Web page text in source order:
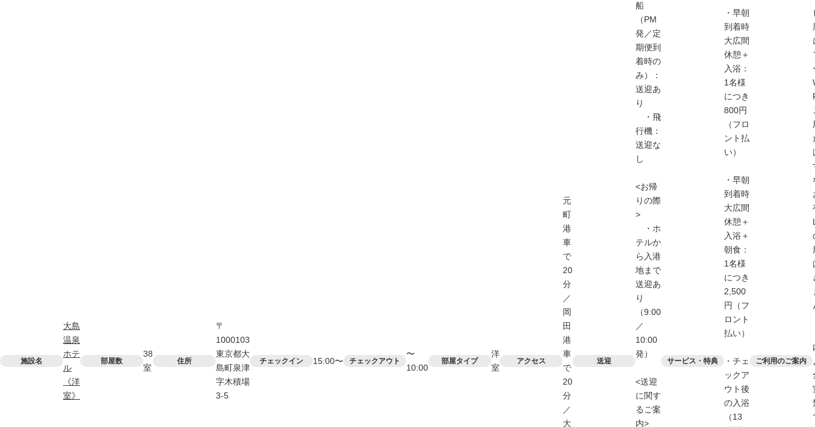
施設名
大島
温泉
ホテ
ル
《洋
室》
部屋数
38
室
住所
〒
1000103
東京都大
島町泉津
字木積場
3-5
チェックイン 15:00〜 チェックアウト
〜
10:00
部屋タイプ
洋
室
アクセス
元
町
港
車
で
20
分
／
岡
田
港
車
で
20
分
／
大
送迎
船
（PM
発／定
期便到
着時の
み）：
送迎あ
り
・飛
行機：
送迎な
し
<お帰
りの際
>
・ホ
テルか
ら入港
地まで
送迎あ
り
（9:00
／
10:00
発）
<送迎
に関す
るご案
内>
サービス・特典
・早朝
到着時
大広間
休憩＋
入浴：
1名様
につき
800円
（フロ
ント払
い）
・早朝
到着時
大広間
休憩＋
入浴＋
朝食：
1名様
につき
2,500
円（フ
ロント
払い）
・チェ
ックア
ウト後
の入浴
（13
ご利用のご案内